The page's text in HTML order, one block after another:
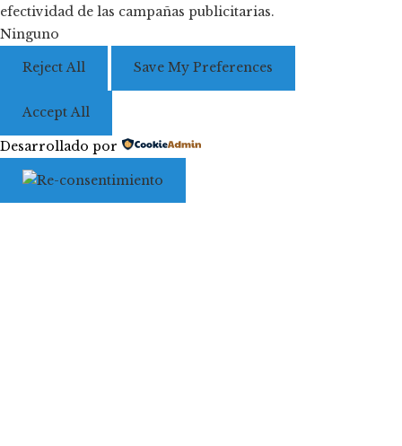
efectividad de las campañas publicitarias.
Ninguno
Reject All Save My Preferences
Accept All
Desarrollado por